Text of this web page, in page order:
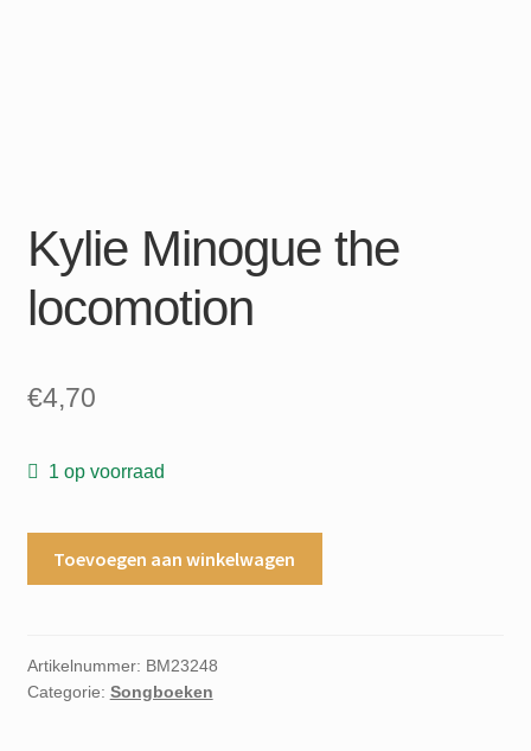
Kylie Minogue the
locomotion
€4,70
1 op voorraad
aantal
Toevoegen aan winkelwagen
Artikelnummer: BM23248
Categorie: Songboeken